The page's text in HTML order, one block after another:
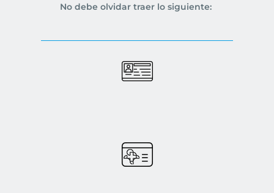
No debe olvidar traer lo siguiente: